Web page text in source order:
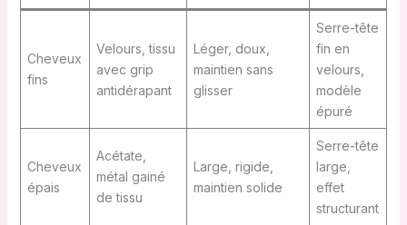
Cheveux
fins
Velours, tissu
avec grip
antidérapant
Léger, doux,
maintien sans
glisser
Serre-tête
fin en
velours,
modèle
épuré
Cheveux
épais
Acétate,
métal gainé
de tissu
Large, rigide,
maintien solide
Serre-tête
large,
effet
structurant